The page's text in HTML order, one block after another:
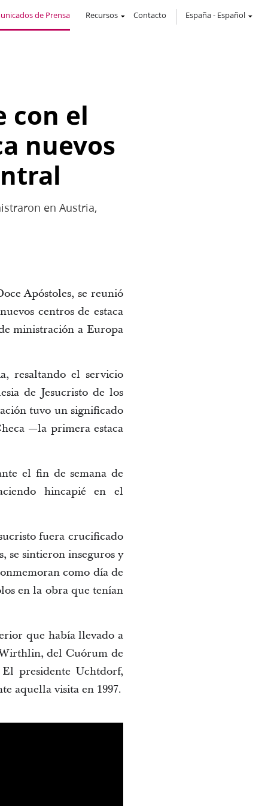
de Prensa Recursos Contacto España- Español
con el
nuevos
en Austria,
Apóstoles, se reunió
centros de estaca
ministración a Europa
resaltando el servicio
de Jesucristo de los
tuvo un significado
—la primera estaca
el fin de semana de
hincapié en el
fuera crucificado
se sintieron inseguros y
como día de
en la obra que tenían
que había llevado a
del Cuórum de
presidente Uchtdorf,
aquella visita en 1997.